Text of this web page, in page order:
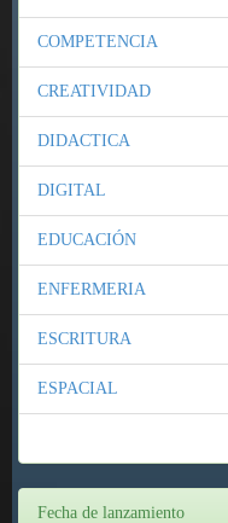
COMPETENCIA
CREATIVIDAD
DIDACTICA
DIGITAL
EDUCACIÓN
ENFERMERIA
ESCRITURA
ESPACIAL
Fecha de lanzamiento